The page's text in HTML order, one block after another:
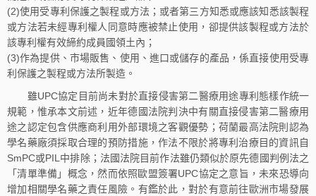
(2)使用受專利保護之製程或方法；或者第三方知悉或應該知悉該製程
或方法若未經專利權人同意時應被禁止使用，卻提供該製程或方法於
該專利權有效締約成員國領土內；
(3)作為提供、市場販售、使用、進口或儲存的產品，係直接使用受專
利保護之製程或方法所製造。
雖UPC協定目前尚未對於直接侵害第二醫療用途專利態樣作統一
規範，惟承本文前述，近年德國法院判決中有關直接侵害第二醫療用
途之認定包含供應商利用外部環境之客觀優勢；荷蘭最高法院則認為
學名藥廠須採取合理的預防措施，作法不限於將專利治療目的資訊自
SmPC或PIL中排除；法國法院目前作法雖仍類似於原先德國判例法之
「清單準備」概念，然而依照歐盟簽署UPC協定之意旨，未來恐導向
增加相關學名藥之責任風險。有鑑於此，對於有意前往歐洲市場發展